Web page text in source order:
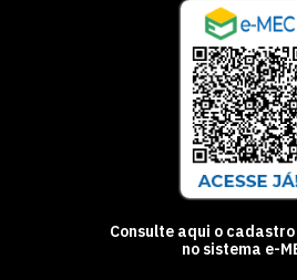
Consulte aqui o
no sistema e-